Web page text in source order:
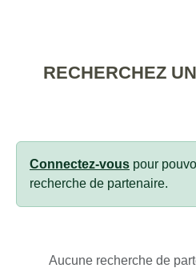
RECHERCHEZ
Connectez-vous pour
recherche de partenaire.
Aucune recherche de